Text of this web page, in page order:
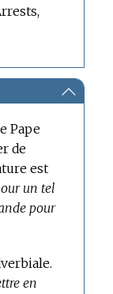
Pape
de
est
un tel
pour
en